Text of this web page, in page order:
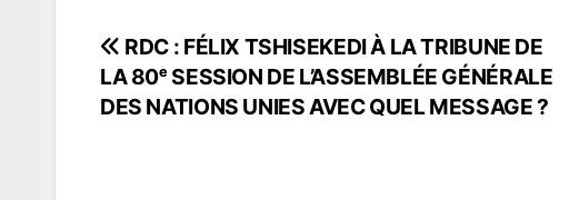
Navigation
de
RDC : FÉLIX TSHISEKEDI À LA TRIBUNE DE
LA 80ᵉ SESSION DE L’ASSEMBLÉE GÉNÉRALE
DES NATIONS UNIES AVEC QUEL MESSAGE ?